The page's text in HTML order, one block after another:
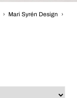
› Mari Syrén Design
›